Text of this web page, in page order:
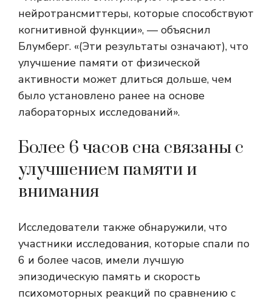
нейротрансмиттеры, которые способствуют
когнитивной функции», — объяснил
Блумберг. «(Эти результаты означают), что
улучшение памяти от физической
активности может длиться дольше, чем
было установлено ранее на основе
лабораторных исследований».
Более 6 часов сна связаны с
улучшением памяти и
внимания
Исследователи также обнаружили, что
участники исследования, которые спали по
6 и более часов, имели лучшую
эпизодическую память и скорость
психомоторных реакций по сравнению с